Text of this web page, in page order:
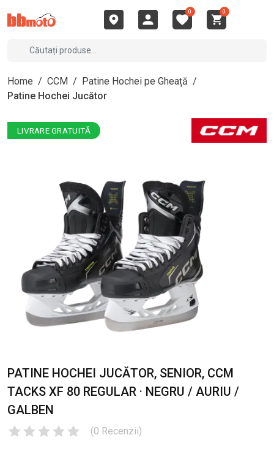
0 0
Home / CCM / Patine Hochei pe Gheață /
Patine Hochei Jucător
LIVRARE GRATUITĂ
PATINE HOCHEI JUCĂTOR, SENIOR, CCM
TACKS XF 80 REGULAR · NEGRU / AURIU /
GALBEN
(0 Recenzii)